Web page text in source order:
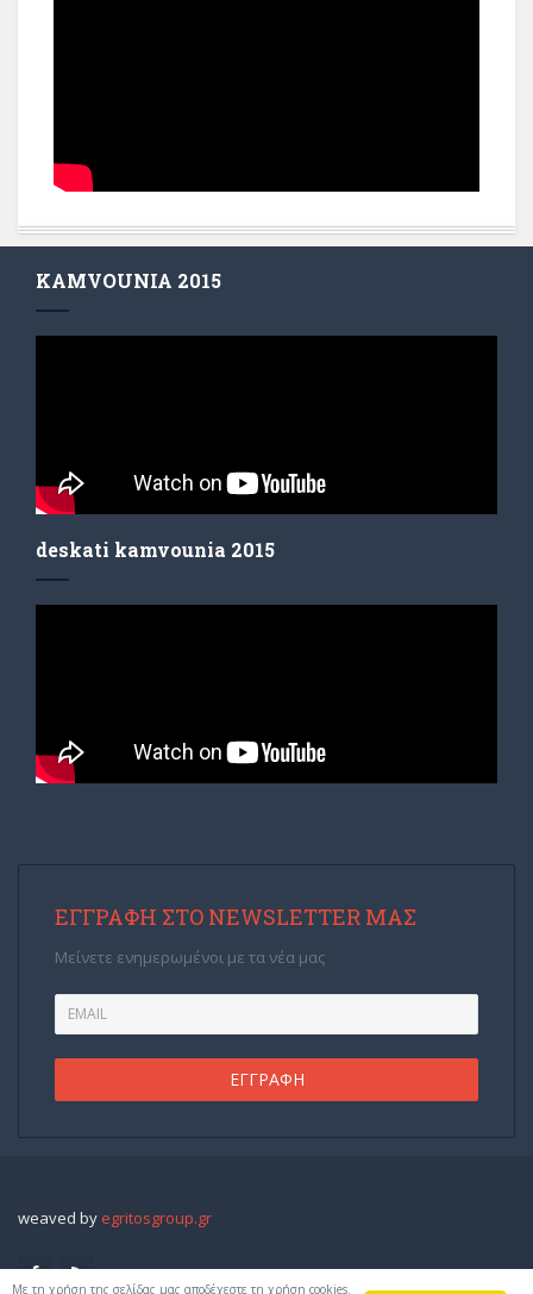
KAMVOUNIA 2015
deskati kamvounia 2015
ΕΓΓΡΑΦΉ ΣΤΟ NEWSLETTER ΜΑΣ
Μείνετε ενημερωμένοι με τα νέα μας
weaved by egritosgroup.gr
Με τη χρήση της σελίδας μας αποδέχεστε τη χρήση cookies.